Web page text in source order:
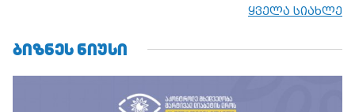
ყველა სიახლე
ᲑᲘᲖᲜᲔᲡ ᲜᲘᲣᲡᲘ